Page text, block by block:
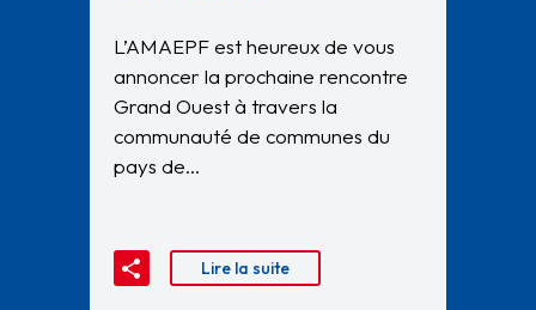
L’AMAEPF est heureux de vous
annoncer la prochaine rencontre
Grand Ouest à travers la
communauté de communes du
pays de…
Lire la suite